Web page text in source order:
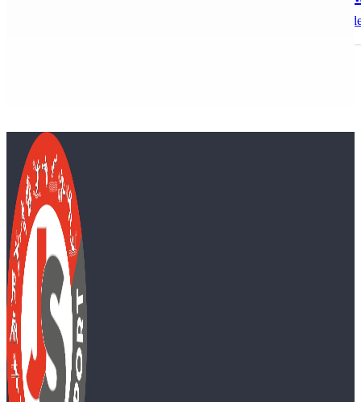
A Kecskeméti Utánpótlás Vízilabdáért Alapítvány